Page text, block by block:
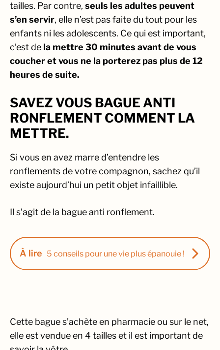
tailles. Par contre, seuls les adultes peuvent
s’en servir, elle n’est pas faite du tout pour les
enfants ni les adolescents. Ce qui est important,
c’est de la mettre 30 minutes avant de vous
coucher et vous ne la porterez pas plus de 12
heures de suite.
SAVEZ VOUS BAGUE ANTI
RONFLEMENT COMMENT LA
METTRE.
Si vous en avez marre d’entendre les
ronflements de votre compagnon, sachez qu’il
existe aujourd’hui un petit objet infaillible.
Il s’agit de la bague anti ronflement.
À lire 5 conseils pour une vie plus épanouie !
Cette bague s’achète en pharmacie ou sur le net,
elle est vendue en 4 tailles et il est important de